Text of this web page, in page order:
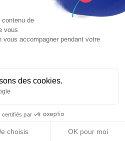
contenu de
vous
vous accompagner pendant votre
des cookies.
certifiés par
choisis OK pour moi
Tous droits
Français